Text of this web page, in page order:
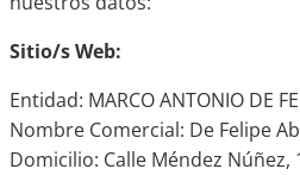
Sitio/s Web:
Entidad: MARCO ANTONIO DE
Nombre Comercial: De Felipe
Domicilio: Calle Méndez Núñez,